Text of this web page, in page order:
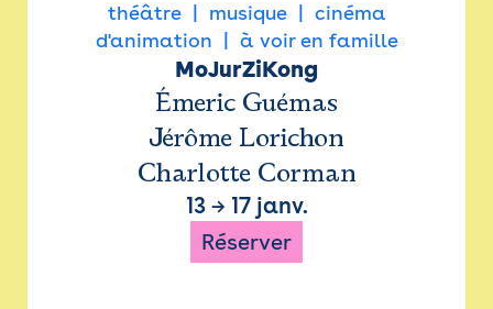
théâtre musique
cinéma
d'animation
à voir en famille
MoJurZiKong
Émeric Guémas
Jérôme Lorichon
Charlotte Corman
13→ 17 janv.
Réserver